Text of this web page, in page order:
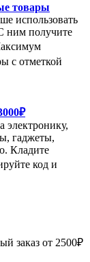
товары
использовать
ним получите
с отметкой
электронику,
гаджеты,
Кладите
код и
заказ от 2500₽